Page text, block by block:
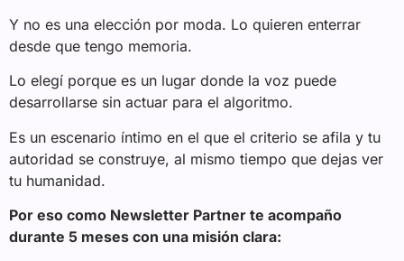
Y no es una elección por moda. Lo quieren enterrar
desde que tengo memoria.
Lo elegí porque es un lugar donde la voz puede
desarrollarse sin actuar para el algoritmo.
Es un escenario íntimo en el que el criterio se afila y tu
autoridad se construye, al mismo tiempo que dejas ver
tu humanidad.
Por eso como Newsletter Partner te acompaño
durante 5 meses con una misión clara: